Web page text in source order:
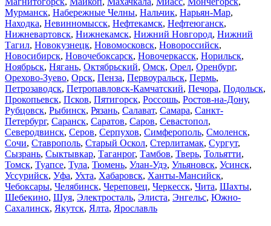
Мурманск, Набережные Челны, Нальчик, Нарьян-Мар,
Находка, Невинномысск, Нефтекамск, Нефтеюганск,
Нижневартовск, Нижнекамск, Нижний Новгород, Нижний
Тагил, Новокузнецк, Новомосковск, Новороссийск,
Новосибирск, Новочебоксарск, Новочеркасск, Норильск,
Ноябрьск, Нягань, Октябрьский, Омск, Орел, Оренбург,
Орехово-Зуево, Орск, Пенза, Первоуральск, Пермь,
Петрозаводск, Петропавловск-Камчатский, Печора, Подольск,
Прокопьевск, Псков, Пятигорск, Россошь, Ростов-на-Дону,
Рубцовск, Рыбинск, Рязань, Салават, Самара, Санкт-
Петербург, Саранск, Саратов, Саров, Севастопол,
Северодвинск, Серов, Серпухов, Симферополь, Смоленск,
Сочи, Ставрополь, Старый Оскол, Стерлитамак, Сургут,
Сызрань, Сыктывкар, Таганрог, Тамбов, Тверь, Тольятти,
Томск, Туапсе, Тула, Тюмень, Улан-Удэ, Ульяновск, Усинск,
Уссурийск, Уфа, Ухта, Хабаровск, Ханты-Мансийск,
Чебоксары, Челябинск, Череповец, Черкесск, Чита, Шахты,
Шебекино, Шуя, Электросталь, Элиста, Энгельс, Южно-
Сахалинск, Якутск, Ялта, Ярославль